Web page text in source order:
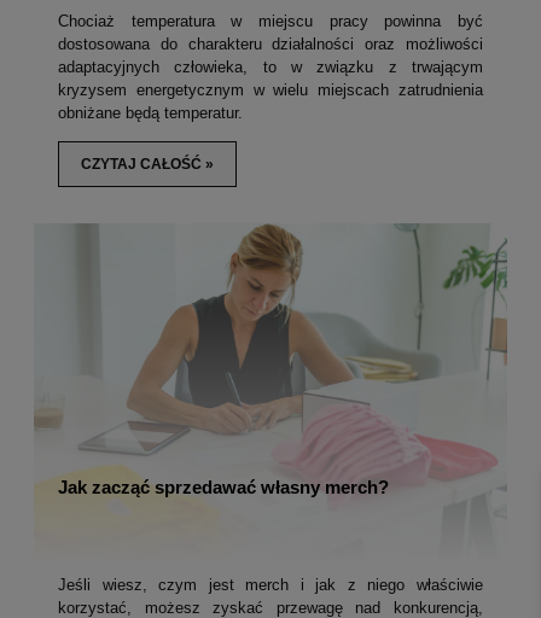
Chociaż temperatura w miejscu pracy powinna być
dostosowana do charakteru działalności oraz możliwości
adaptacyjnych człowieka, to w związku z trwającym
kryzysem energetycznym w wielu miejscach zatrudnienia
obniżane będą temperatur.
CZYTAJ CAŁOŚĆ »
Jak zacząć sprzedawać własny merch?
Jeśli wiesz, czym jest merch i jak z niego właściwie
korzystać, możesz zyskać przewagę nad konkurencją,